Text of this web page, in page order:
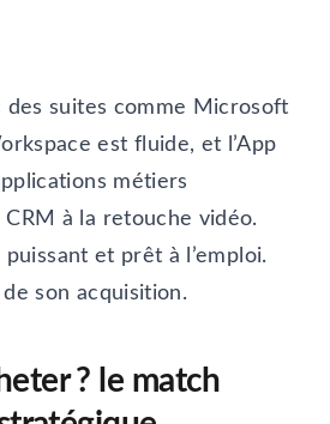
des suites comme Microsoft
est fluide, et l’App
métiers
CRM à la retouche vidéo.
puissant et prêt à l’emploi.
son acquisition.
? le match